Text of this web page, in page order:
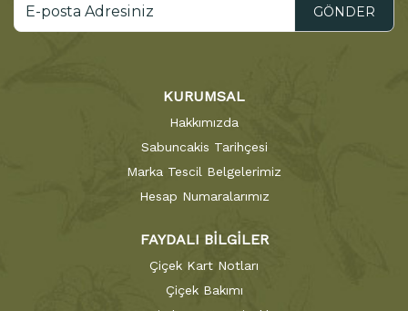
GÖNDER
KURUMSAL
Hakkımızda
Sabuncakis Tarihçesi
Marka Tescil Belgelerimiz
Hesap Numaralarımız
FAYDALI BİLGİLER
Çiçek Kart Notları
Çiçek Bakımı